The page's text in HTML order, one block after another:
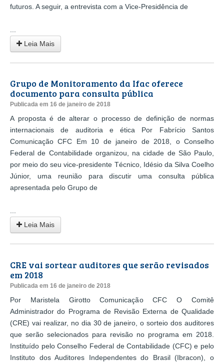
futuros. A seguir, a entrevista com a Vice-Presidência de
Leia Mais
Grupo de Monitoramento da Ifac oferece
documento para consulta pública
Publicada em 16 de janeiro de 2018
A proposta é de alterar o processo de definição de normas
internacionais de auditoria e ética Por Fabrício Santos
Comunicação CFC Em 10 de janeiro de 2018, o Conselho
Federal de Contabilidade organizou, na cidade de São Paulo,
por meio do seu vice-presidente Técnico, Idésio da Silva Coelho
Júnior, uma reunião para discutir uma consulta pública
apresentada pelo Grupo de
Leia Mais
CRE vai sortear auditores que serão revisados
em 2018
Publicada em 16 de janeiro de 2018
Por Maristela Girotto Comunicação CFC O Comitê
Administrador do Programa de Revisão Externa de Qualidade
(CRE) vai realizar, no dia 30 de janeiro, o sorteio dos auditores
que serão selecionados para revisão no programa em 2018.
Instituído pelo Conselho Federal de Contabilidade (CFC) e pelo
Instituto dos Auditores Independentes do Brasil (Ibracon), o